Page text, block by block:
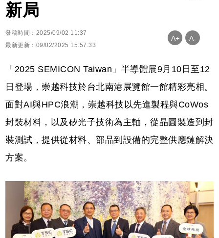
新局
發稿時間：2025/09/02 11:37
最新更新：09/02/2025 15:57:33
A+ A-
「2025 SEMICON Taiwan」半導體展9月10日至12
日登場，崇越科技於台北南港展覽館一館精彩亮相。
面對AI與HPC浪潮，崇越科技以先進製程與CoWos
封裝材料，以及矽光子技術為主軸，從晶圓製造到封
裝測試，提供從材料、部品到設備的完整供應鏈解決
方案。